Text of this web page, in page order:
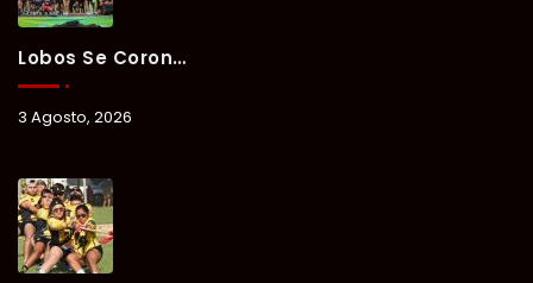
Lobos Se Corona Campeón Del Verano Xul-Há 2026 Tras Tres Días De Intensa Competencia.
3 Agosto, 2026